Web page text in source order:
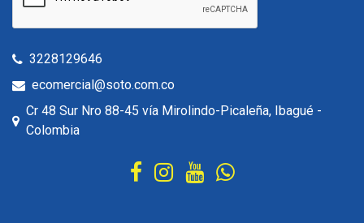
3228129646
ecomercial@soto.com.co
Cr 48 Sur Nro 88-45 vía Mirolindo-Picaleña, Ibagué -
Colombia